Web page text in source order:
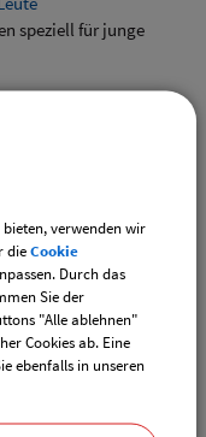
speziell für junge
Drucken
verwenden wir
dieCookie
Durch das
Sie der
"Alle ablehnen"
Cookies ab. Eine
ebenfalls in unseren